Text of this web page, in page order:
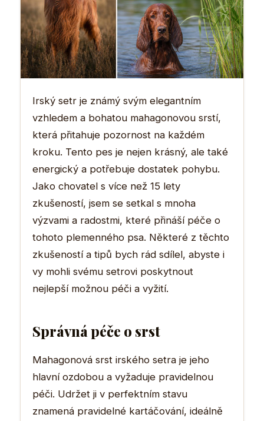
Irský setr je známý svým elegantním
vzhledem a bohatou mahagonovou srstí,
která přitahuje pozornost na každém
kroku. Tento pes je nejen krásný, ale také
energický a potřebuje dostatek pohybu.
Jako chovatel s více než 15 lety
zkušeností, jsem se setkal s mnoha
výzvami a radostmi, které přináší péče o
tohoto plemenného psa. Některé z těchto
zkušeností a tipů bych rád sdílel, abyste i
vy mohli svému setrovi poskytnout
nejlepší možnou péči a vyžití.
Správná péče o srst
Mahagonová srst irského setra je jeho
hlavní ozdobou a vyžaduje pravidelnou
péči. Udržet ji v perfektním stavu
znamená pravidelné kartáčování, ideálně